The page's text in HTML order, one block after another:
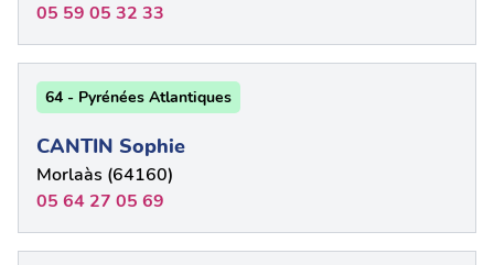
05 59 05 32 33
64 - Pyrénées Atlantiques
CANTIN Sophie
Morlaàs (64160)
05 64 27 05 69